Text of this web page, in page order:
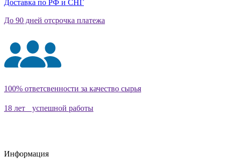
Доставка по РФ и СНГ
До 90 дней отсрочка платежа
100% ответсвенности за качество сырья
18 лет успешной работы
Информация